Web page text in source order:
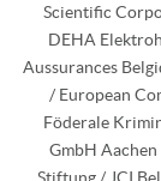
Scientific
DEHA
Aussurances
/ European
Föderale
GmbH
Stiftung / JCI